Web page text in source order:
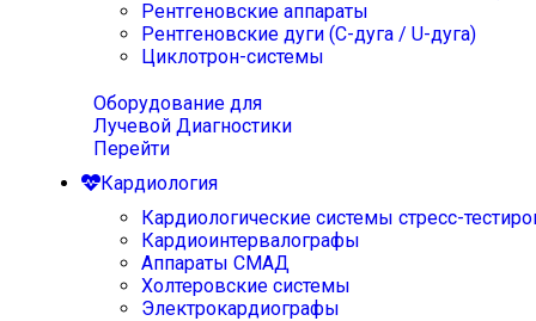
Рентгеновские аппараты
Рентгеновские дуги (С-дуга / U-дуга)
Циклотрон-системы
Оборудование для
Лучевой Диагностики
Перейти
Кардиология
Кардиологические системы стресс-
Кардиоинтервалографы
Аппараты СМАД
Холтеровские системы
Электрокардиографы